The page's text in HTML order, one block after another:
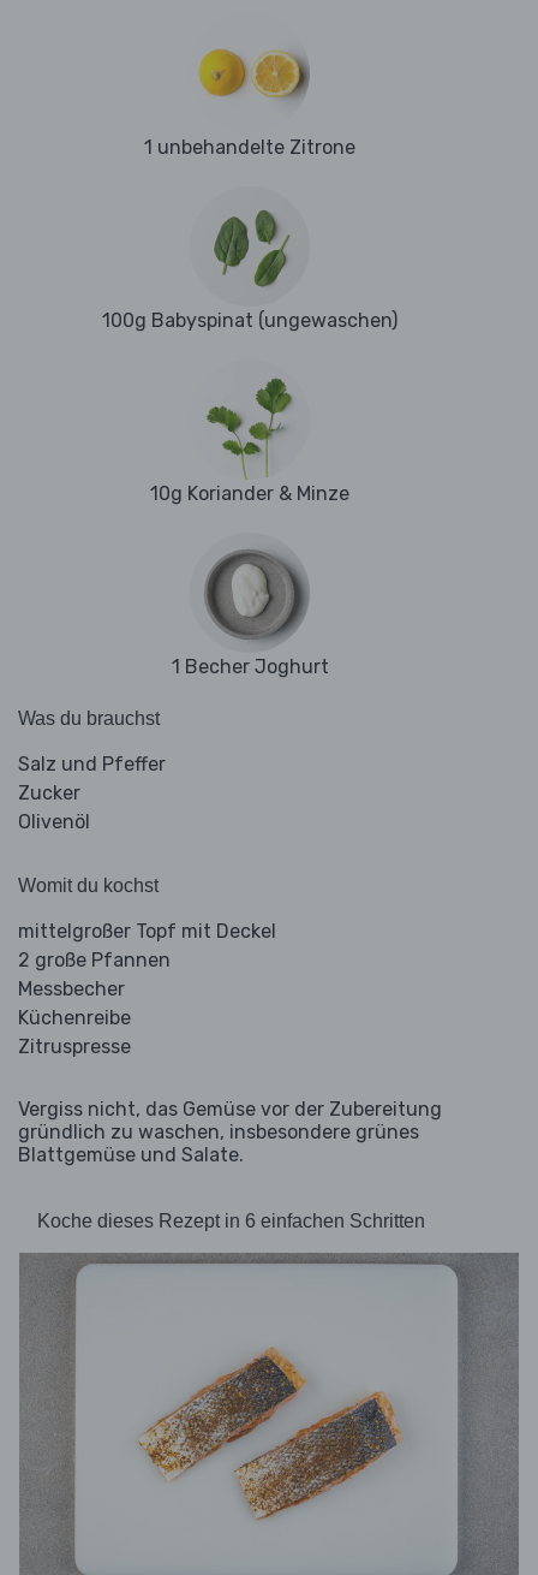
1 unbehandelte Zitrone
100g Babyspinat (ungewaschen)
10g Koriander & Minze
1 Becher Joghurt
Was du brauchst
Salz und Pfeffer
Zucker
Olivenöl
Womit du kochst
mittelgroßer Topf mit Deckel
2 große Pfannen
Messbecher
Küchenreibe
Zitruspresse
Vergiss nicht, das Gemüse vor der Zubereitung
gründlich zu waschen, insbesondere grünes
Blattgemüse und Salate.
Koche dieses Rezept in 6 einfachen Schritten